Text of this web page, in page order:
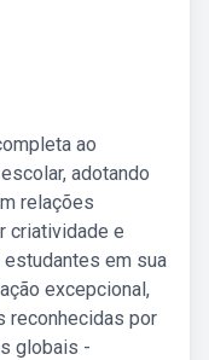
ao
adotando
relações
criatividade e
em sua
excepcional,
reconhecidas por
globais -